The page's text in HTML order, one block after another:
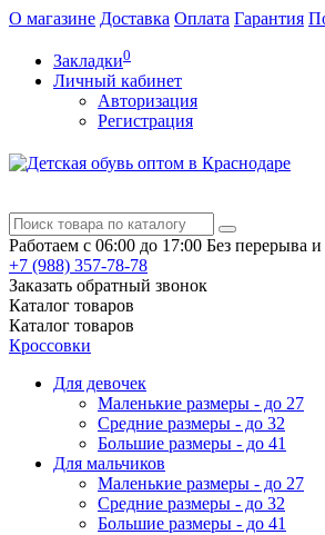
О магазине Доставка Оплата Гарантия
Закладки0
Личный кабинет
Авторизация
Регистрация
Работаем с 06:00 до 17:00 Без перерыва
+7 (988) 357-78-78
Заказать обратный звонок
Каталог товаров
Каталог товаров
Кроссовки
Для девочек
Маленькие размеры - до 27
Средние размеры - до 32
Большие размеры - до 41
Для мальчиков
Маленькие размеры - до 27
Средние размеры - до 32
Большие размеры - до 41